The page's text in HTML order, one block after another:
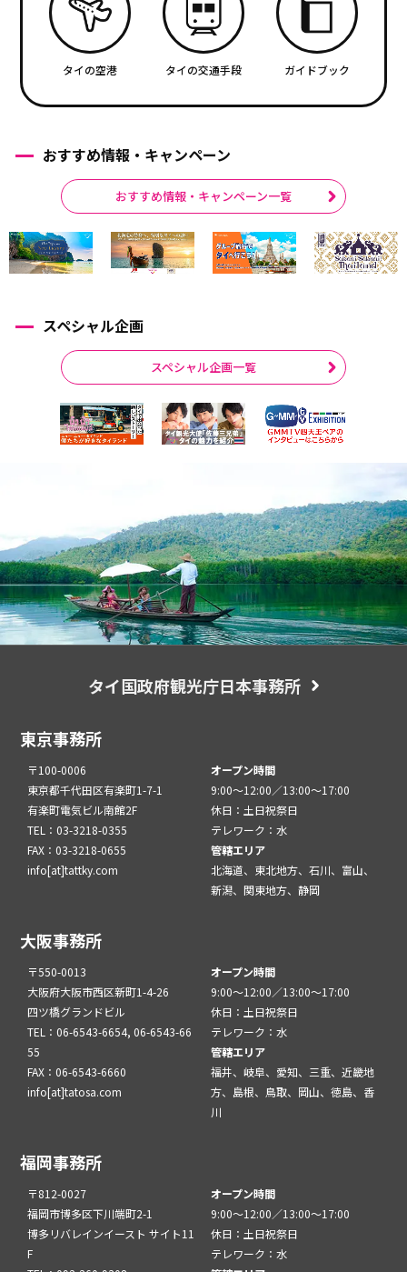
タイの空港 タイの交通手段 ガイドブック
おすすめ情報・キャンペーン
おすすめ情報・キャンペーン一覧
スペシャル企画
スペシャル企画一覧
タイ国政府観光庁日本事務所
東京事務所
〒100-0006
東京都千代田区有楽町1-7-1
有楽町電気ビル南館2F
TEL：03-3218-0355
FAX：03-3218-0655
info[at]tattky.com
オープン時間
9:00～12:00／13:00～17:00
休日：土日祝祭日
テレワーク：水
管轄エリア
北海道、東北地方、石川、富山、
新潟、関東地方、静岡
大阪事務所
〒550-0013
大阪府大阪市西区新町1-4-26
四ツ橋グランドビル
TEL：06-6543-6654, 06-6543-66
55
FAX：06-6543-6660
info[at]tatosa.com
オープン時間
9:00～12:00／13:00～17:00
休日：土日祝祭日
テレワーク：水
管轄エリア
福井、岐阜、愛知、三重、近畿地
方、島根、鳥取、岡山、徳島、香
川
福岡事務所
〒812-0027
福岡市博多区下川端町2-1
博多リバレインイースト サイト11
F
オープン時間
9:00～12:00／13:00～17:00
休日：土日祝祭日
テレワーク：水